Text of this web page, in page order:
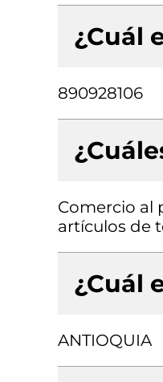
¿Cuál
890928106
Comercio al
artículos de
¿Cuál
ANTIOQUIA